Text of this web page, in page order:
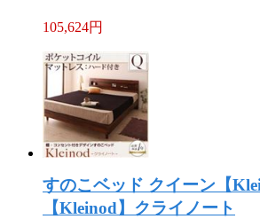
105,624円
すのこベッド クイーン【
【Kleinod】クライノート